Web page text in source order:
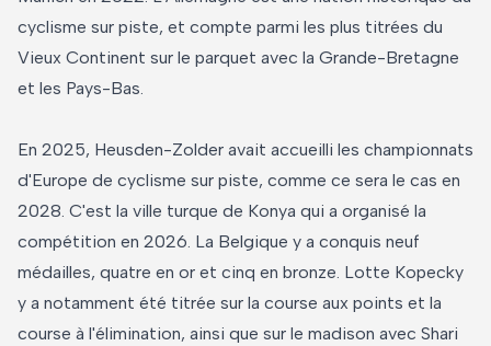
cyclisme sur piste, et compte parmi les plus titrées du
Vieux Continent sur le parquet avec la Grande-Bretagne
et les Pays-Bas.
En 2025, Heusden-Zolder avait accueilli les championnats
d'Europe de cyclisme sur piste, comme ce sera le cas en
2028. C'est la ville turque de Konya qui a organisé la
compétition en 2026. La Belgique y a conquis neuf
médailles, quatre en or et cinq en bronze. Lotte Kopecky
y a notamment été titrée sur la course aux points et la
course à l'élimination, ainsi que sur le madison avec Shari